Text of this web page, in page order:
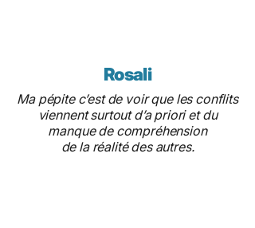
Rosali
Ma pépite c’est de voir que les conflits
viennent surtout d’a priori et du
manque de compréhension
de la réalité des autres.